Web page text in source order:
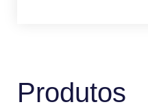
Produtos